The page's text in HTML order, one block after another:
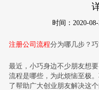
时间：2020-
注册公司流程分为哪几步？
最近，小巧身边不少朋友想
流程是哪些，为此烦恼至极
了帮助广大创业朋友解决这